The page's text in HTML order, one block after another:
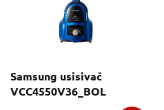
Samsung usisivač
VCC4550V36_BOL